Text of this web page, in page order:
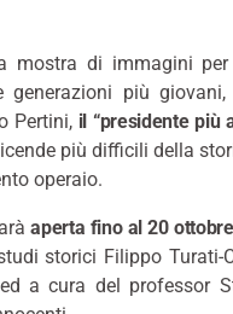
mostra di immagini
generazioni più
Pertini,il “presidente più
più difficili della
operaio.
aperta fino al 20 ottobre
storici Filippo Turati-
a cura del professor